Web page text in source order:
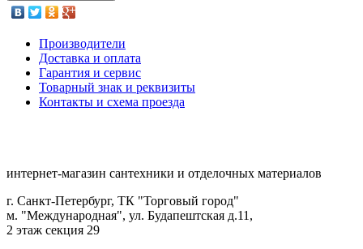
Производители
Доставка и оплата
Гарантия и сервис
Товарный знак и реквизиты
Контакты и схема проезда
интернет-магазин сантехники и отделочных материалов
г. Санкт-Петербург, ТК "Торговый город"
м. "Международная", ул. Будапештская д.11,
2 этаж секция 29